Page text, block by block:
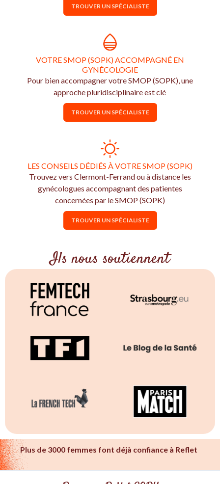
TROUVER UN SPÉCIALISTE
VOTRE SMOP (SOPK) ACCOMPAGNÉ EN
GYNÉCOLOGIE
Pour bien accompagner votre SMOP (SOPK), une
approche pluridisciplinaire est clé
TROUVER UN SPÉCIALISTE
LES CONSEILS DÉDIÉS À VOTRE SMOP (SOPK)
Trouvez vers Clermont-Ferrand ou à distance les
gynécologues accompagnant des patientes
concernées par le SMOP (SOPK)
TROUVER UN SPÉCIALISTE
Ils nous soutiennent
Plus de 3000 femmes font déjà confiance à Reflet